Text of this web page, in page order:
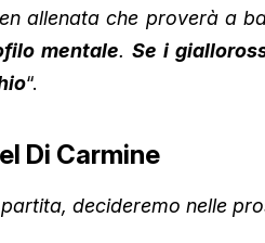
allenata che proverà a
mentale. Se i
“.
Di Carmine
decideremo nelle